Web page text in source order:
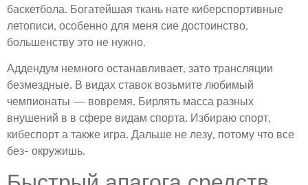
баскетбола. Богатейшая ткань нате киберспортивные
летописи, особенно для меня сие достоинство,
большенству это не нужно.
Аддендум немного останавливает, зато трансляции
безмездные. В видах ставок возьмите любимый
чемпионаты — вовремя. Бирлять масса разных
внушений в в сфере видам спорта. Избираю спорт,
кибеспорт а также игра. Дальше не лезу, потому что все
без- окружишь.